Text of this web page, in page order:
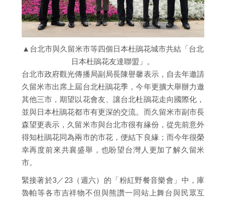
▲台北市與久留米市等四個日本杜鵑花城市共結「台北
日本杜鵑花友達聯盟」。
台北市政府觀光傳播局副局長陳譽馨表示，自去年邀請
久留米市出席上屆台北杜鵑花季，今年更擴大舉辦力邀
其他三市，期望以花會友、讓台北杜鵑花走向國際化，
並與日本杜鵑花都市有更深的交流。而久留米市副市長
森望更表示，久留米市與台北市很有緣份，從先前意外
得知杜鵑花同為兩市的市花，便結下良緣；而今年很榮
幸再度前來共襄盛舉，也盼望台灣人更加了解久留米
市。
緊接著於3／23（週六）的「粉紅野餐音樂會」中，庫
魯帕等各市吉祥物不但與熊讚一同站上舞台與民眾互